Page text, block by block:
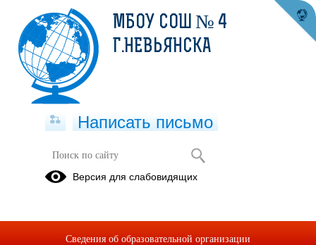
Публикации за 10.01.2025
Меню на 13 января 2025 года
МБОУ СОШ № 4
Г.НЕВЬЯНСКА
Написать письмо
Версия для слабовидящих
Сведения об образовательной организации